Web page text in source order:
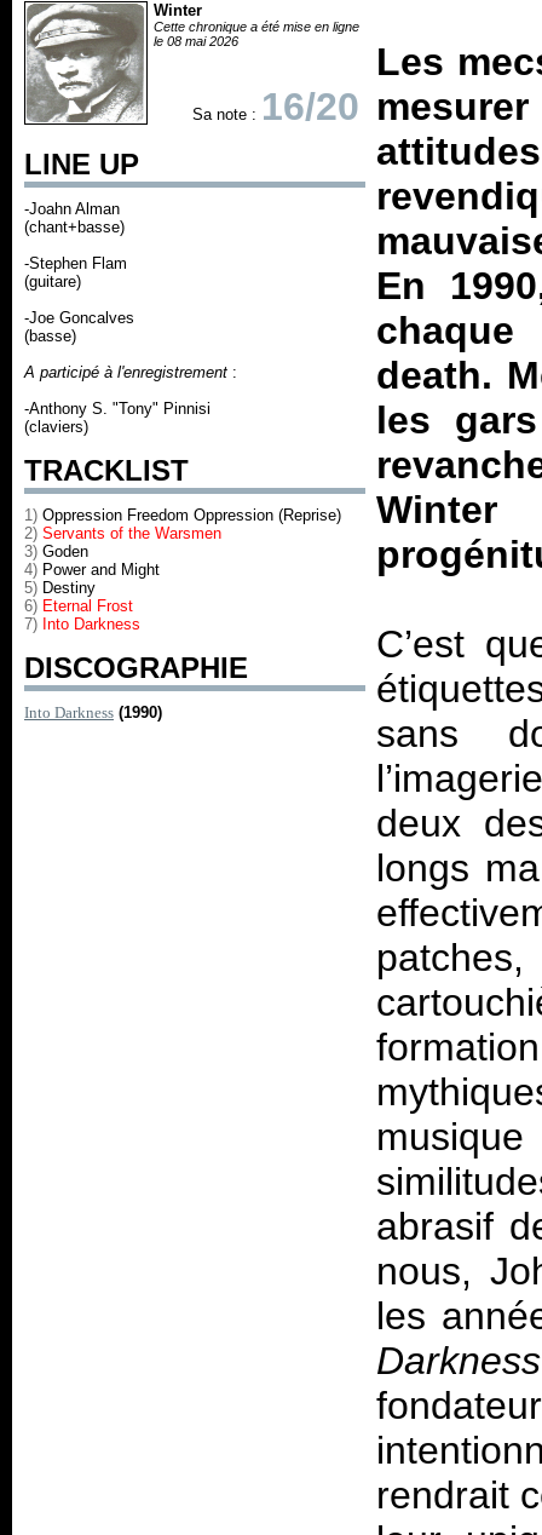
Winter
Cette chronique a été mise en ligne
le 08 mai 2026
Sa note : 16/20
LINE UP
-Joahn Alman
(chant+basse)
-Stephen Flam
(guitare)
-Joe Goncalves
(basse)
A participé à l'enregistrement :
-Anthony S. "Tony" Pinnisi
(claviers)
TRACKLIST
1) Oppression Freedom Oppression (Reprise)
2) Servants of the Warsmen
3) Goden
4) Power and Might
5) Destiny
6) Eternal Frost
7) Into Darkness
DISCOGRAPHIE
Into Darkness (1990)
Les
En
chaque
death.
les
C’est
sans
deux
longs
abrasif
nous,
les
Darkness
rendrait